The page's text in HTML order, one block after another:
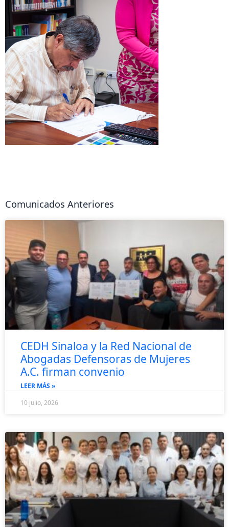
Comunicados Anteriores
CEDH Sinaloa y la Red Nacional de
Abogadas Defensoras de Mujeres
A.C. firman convenio
LEER MÁS »
10 julio, 2026